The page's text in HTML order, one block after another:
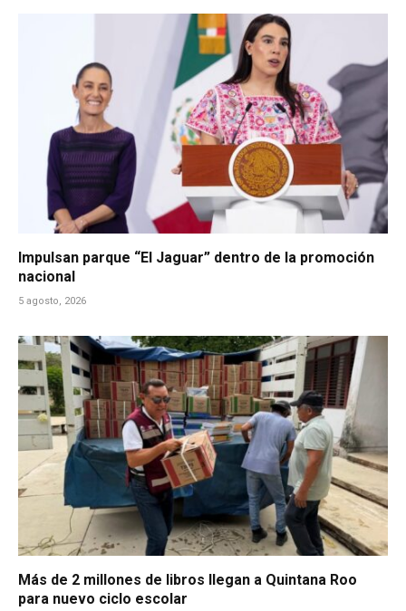
Impulsan parque “El Jaguar” dentro de la promoción
nacional
5 agosto, 2026
Más de 2 millones de libros llegan a Quintana Roo
para nuevo ciclo escolar